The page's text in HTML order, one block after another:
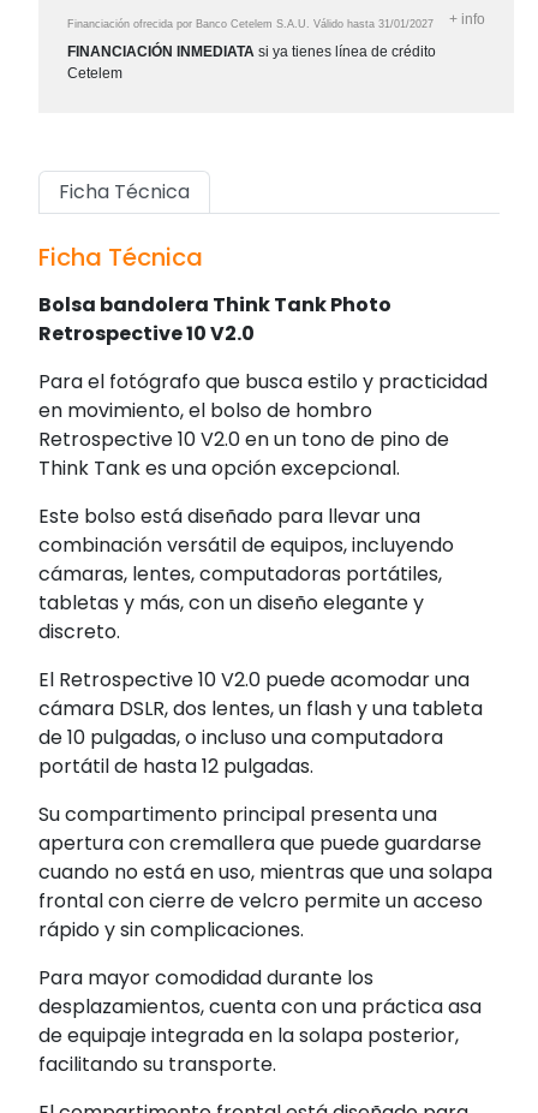
Financiación ofrecida por Banco Cetelem S.A.U. Válido hasta 31/01/2027 + info
FINANCIACIÓN INMEDIATA si ya tienes línea de crédito
Cetelem
Ficha Técnica
Ficha Técnica
Bolsa bandolera Think Tank Photo
Retrospective 10 V2.0
Para el fotógrafo que busca estilo y practicidad
en movimiento, el bolso de hombro
Retrospective 10 V2.0 en un tono de pino de
Think Tank es una opción excepcional.
Este bolso está diseñado para llevar una
combinación versátil de equipos, incluyendo
cámaras, lentes, computadoras portátiles,
tabletas y más, con un diseño elegante y
discreto.
El Retrospective 10 V2.0 puede acomodar una
cámara DSLR, dos lentes, un flash y una tableta
de 10 pulgadas, o incluso una computadora
portátil de hasta 12 pulgadas.
Su compartimento principal presenta una
apertura con cremallera que puede guardarse
cuando no está en uso, mientras que una solapa
frontal con cierre de velcro permite un acceso
rápido y sin complicaciones.
Para mayor comodidad durante los
desplazamientos, cuenta con una práctica asa
de equipaje integrada en la solapa posterior,
facilitando su transporte.